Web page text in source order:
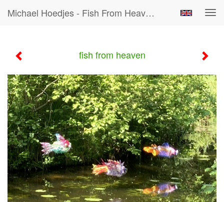
Michael Hoedjes - Fish From Heaven
fish from heaven